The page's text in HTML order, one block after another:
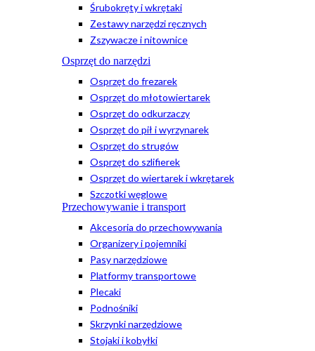
Śrubokręty i wkrętaki
Zestawy narzędzi ręcznych
Zszywacze i nitownice
Osprzęt do narzędzi
Osprzęt do frezarek
Osprzęt do młotowiertarek
Osprzęt do odkurzaczy
Osprzęt do pił i wyrzynarek
Osprzęt do strugów
Osprzęt do szlifierek
Osprzęt do wiertarek i wkrętarek
Szczotki węglowe
Przechowywanie i transport
Akcesoria do przechowywania
Organizery i pojemniki
Pasy narzędziowe
Platformy transportowe
Plecaki
Podnośniki
Skrzynki narzędziowe
Stojaki i kobyłki